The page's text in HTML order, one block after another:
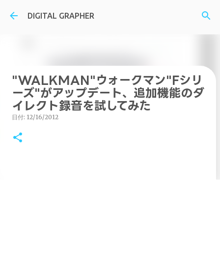
スキップしてメイン コンテンツに移動
DIGITAL GRAPHER
"WALKMAN"ウォークマン"Fシリ
ーズ"がアップデート、追加機能のダ
イレクト録音を試してみた
日付: 12/16/2012